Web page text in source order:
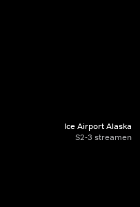
Ice Airport Alaska
S2-3 streamen